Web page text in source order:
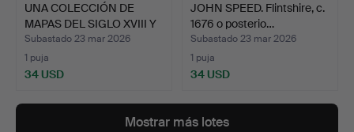
UNA COLECCIÓN DE
MAPAS DEL SIGLO XVIII Y
P…
Subastado 23 mar 2026
1 puja
34 USD
JOHN SPEED. Flintshire, c.
1676 o posterio…
Subastado 23 mar 2026
1 puja
34 USD
Mostrar más lotes